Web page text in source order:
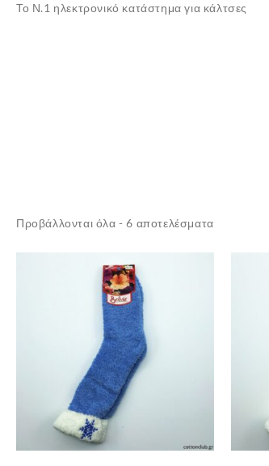
Το Ν.1 ηλεκτρονικό κατάστημα για κάλτσες
Προβάλλονται όλα - 6 αποτελέσματαSorted